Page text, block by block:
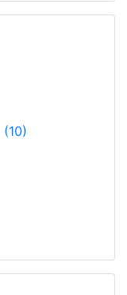
(10)